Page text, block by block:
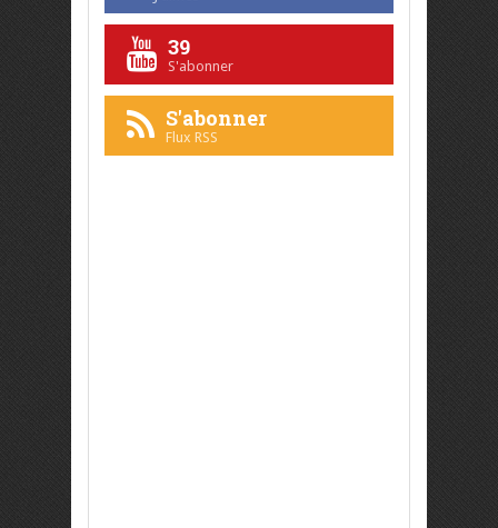
39
S'abonner
S'abonner
Flux RSS